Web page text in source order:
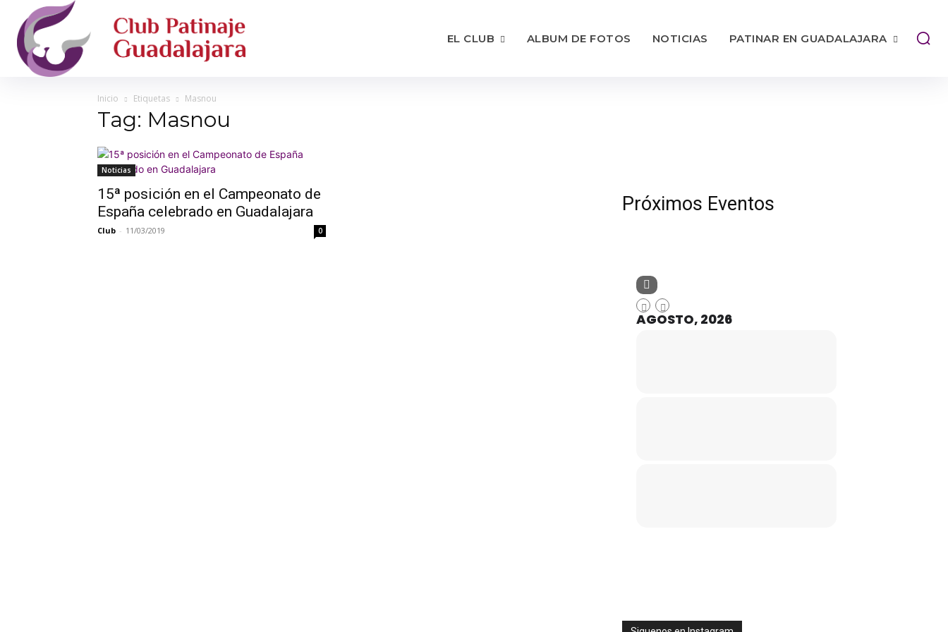
EL CLUB ALBUM DE FOTOS NOTICIAS PATINAR EN GUADALAJARA
Inicio Etiquetas Masnou
Tag: Masnou
Noticias
15ª posición en el Campeonato de
España celebrado en Guadalajara
Club - 11/03/2019 0
Próximos Eventos
AGOSTO, 2026